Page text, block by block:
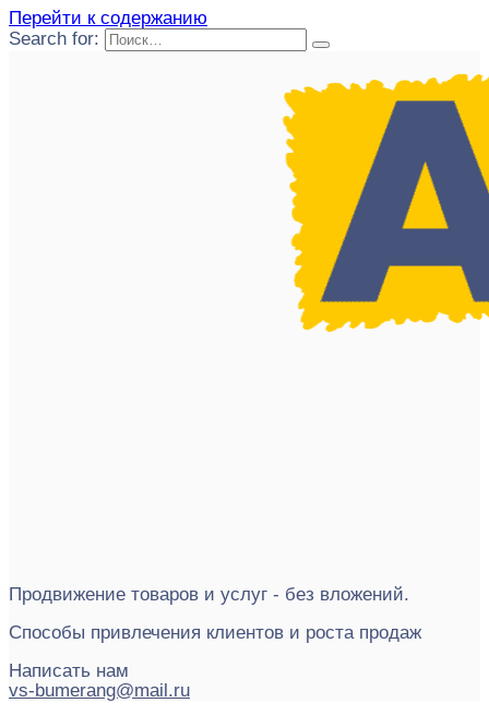
Перейти к содержанию
Search for:
Продвижение товаров и услуг - без вложений.
Способы привлечения клиентов и роста продаж
Написать нам
vs-bumerang@mail.ru